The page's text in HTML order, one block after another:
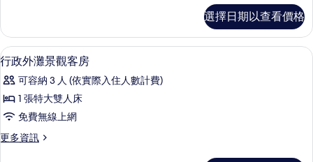
房
的
所
有
相
片
景
觀
套
房
的
詳
選擇日期以查看價格
顯
示
行
政
外
灘
42-吋 LCD 液晶電視、衛星頻道、電視
6
行政外灘景觀客房
可容納 3 人 (依實際入住人數計費)
1 張特大雙人床
免費無線上網
更多資訊
更